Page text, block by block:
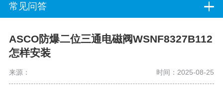
常见问答
ASCO防爆二位三通电磁阀WSNF8327B112
怎样安装
来源： 时间：2025-08-25